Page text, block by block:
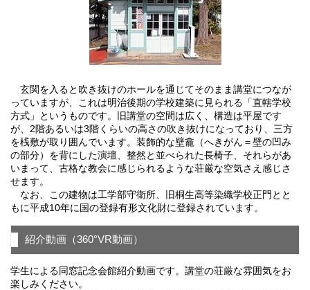
玄関を入ると吹き抜けのホールを通じてそのまま講堂につなが
っていますが、これは明治後期の学校建築に見られる「直轄学校
方式」というものです。旧講堂の空間は広く、構造は平屋です
が、2階あるいは3階くらいの高さの吹き抜けになっており、三方
を桟敷が取り囲んでいます。装飾的な壁龕（へきがん＝壁の凹み
の部分）を背にした演壇、整然と並べられた長椅子、それらがあ
いまって、古格な教会に感じられるような荘厳な空気さえ感じさ
せます。
なお、この建物は工学部守衛所、旧桐生高等染織学校正門とと
もに平成10年に国の登録有形文化財に登録されています。
紹介動画（360°VR動画）
学生による同窓記念会館紹介動画です。講堂の荘厳な雰囲気をお
楽しみください。